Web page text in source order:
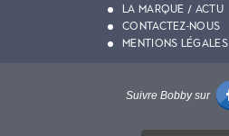
LA MARQUE / ACTU
CONTACTEZ-NOUS
MENTIONS LÉGALES
Suivre Bobby sur